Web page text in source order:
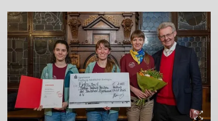
© Patrick Seeger / Stadt Freiburg